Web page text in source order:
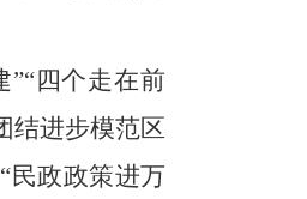
四个走在前
结进步模范区
民政政策进万